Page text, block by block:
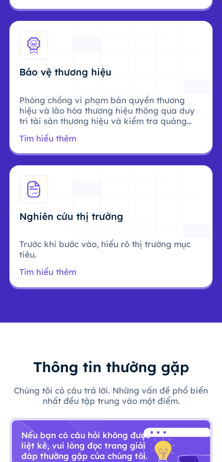
Bảo vệ thương hiệu
Phòng chống vi phạm bản quyền thương
hiệu và lão hóa thương hiệu thông qua duy
trì tài sản thương hiệu và kiểm tra quảng
Tìm hiểu thêm
Nghiên cứu thị trường
Trước khi bước vào, hiểu rõ thị trường mục
tiêu.
Tìm hiểu thêm
Thông tin thường gặp
Chúng tôi có câu trả lời. Những vấn đề phổ biến
nhất đều tập trung vào một điểm.
Nếu bạn có câu hỏi không được
liệt kê, vui lòng đọc trang giải
đáp thường gặp của chúng tôi.